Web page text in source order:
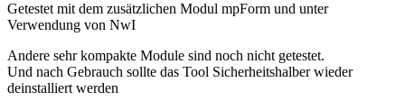
Getestet mit dem zusätzlichen Modul mpForm und unter
Verwendung von NwI
Andere sehr kompakte Module sind noch nicht getestet.
Und nach Gebrauch sollte das Tool Sicherheitshalber wieder
deinstalliert werden